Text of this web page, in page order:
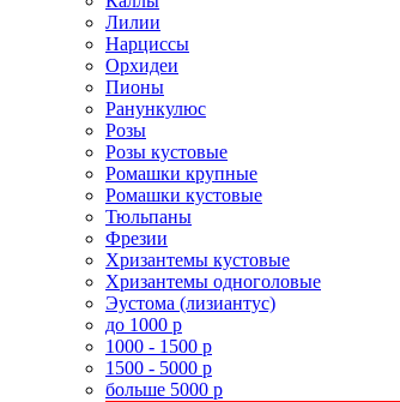
Лилии
Нарциссы
Орхидеи
Пионы
Ранункулюс
Розы
Розы кустовые
Ромашки крупные
Ромашки кустовые
Тюльпаны
Фрезии
Хризантемы кустовые
Хризантемы одноголовые
Эустома (лизиантус)
до 1000 р
1000 - 1500 р
1500 - 5000 р
больше 5000 р